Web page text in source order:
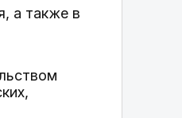
а также в